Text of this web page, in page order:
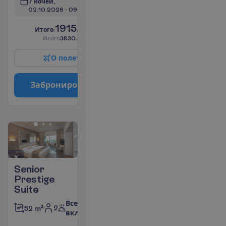
02.10.2026 - 09.10.2026
Итого:1915.00
Итого3830.00
О полет
Заброниро
Senior
Prestige
Suite
52 m² 2
Все
включено